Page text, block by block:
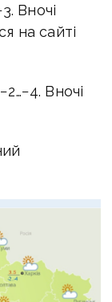
Вночі
на сайті
Вночі